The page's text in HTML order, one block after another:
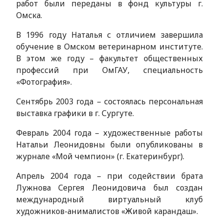
работ были переданы в фонд культуры г.
Омска.
В 1996 году Наталья с отличием завершила
обучение в Омском ветеринарном институте.
В этом же году – факультет общественных
профессий при ОмГАУ, специальность
«Фотография».
Сентябрь 2003 года – состоялась персональная
выставка графики в г. Сургуте.
Февраль 2004 года – художественные работы
Натальи Леонидовны были опубликованы в
журнале «Мой чемпион» (г. Екатеринбург).
Апрель 2004 года – при содействии брата
Лужнова Сергея Леонидовича был создан
международный виртуальный клуб
художников-анималистов «Живой карандаш».